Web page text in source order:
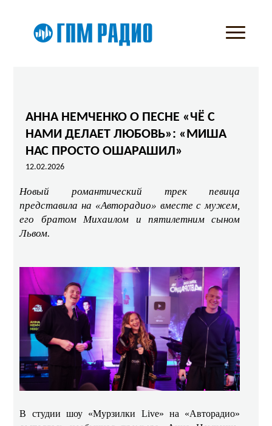
АННА НЕМЧЕНКО О ПЕСНЕ «ЧЁ С
НАМИ ДЕЛАЕТ ЛЮБОВЬ»: «МИША
НАС ПРОСТО ОШАРАШИЛ»
12.02.2026
Новый романтический трек певица
представила на «Авторадио» вместе с мужем,
его братом Михаилом и пятилетним сыном
Львом.
В студии шоу «Мурзилки Live» на «Авторадио»